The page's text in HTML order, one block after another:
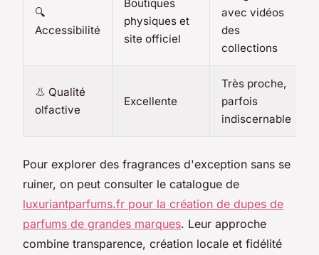
🔍
Accessibilité
Boutiques
physiques et
site officiel
avec vidéos
des
collections
👃 Qualité
olfactive
Excellente
Très proche,
parfois
indiscernable
Pour explorer des fragrances d'exception sans se
ruiner, on peut consulter le catalogue de
luxuriantparfums.fr pour la création de dupes de
parfums de grandes marques. Leur approche
combine transparence, création locale et fidélité